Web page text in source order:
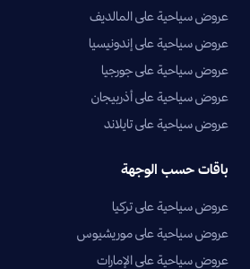
عروض سياحية على المالديف
عروض سياحية على إندونيسيا
عروض سياحية على جورجيا
عروض سياحية على أذربيجان
عروض سياحية على تايلاند
باقات حسب الوجهة
عروض سياحية على تركيا
عروض سياحية على موريشيوس
عروض سياحية على الإمارات